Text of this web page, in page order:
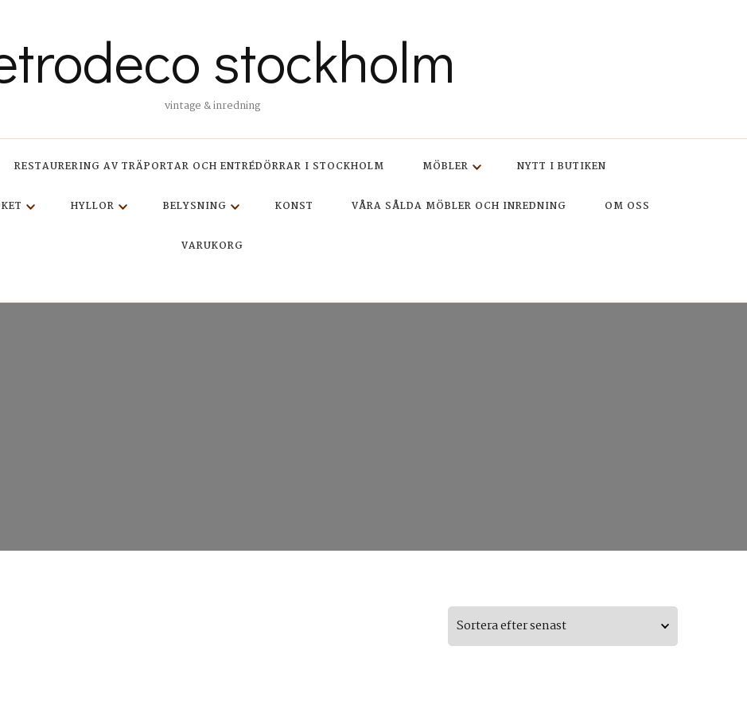
stockholm
vintage & inredning
RESTAURERING AV TRÄPORTAR OCH ENTRÉDÖRRAR I STOCKHOLM MÖBLER NYTT I BUTIKEN
HYLLOR BELYSNING KONST VÅRA SÅLDA MÖBLER OCH INREDNING OM OSS
VARUKORG